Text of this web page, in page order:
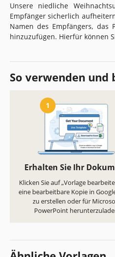
Unsere niedliche
Empfänger sicherlich
Namen des Empfängers,
hinzuzufügen. Hierfür können
So verwenden und
1
Erhalten Sie Ihr
Klicken Sie auf „Vorlage
eine bearbeitbare Kopie in
zu erstellen oder für
PowerPoint